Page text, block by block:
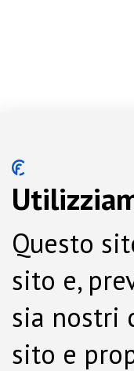
Questo
sito e,
sia nostri
sito e